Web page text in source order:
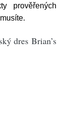
prověřených
dres Brian’s